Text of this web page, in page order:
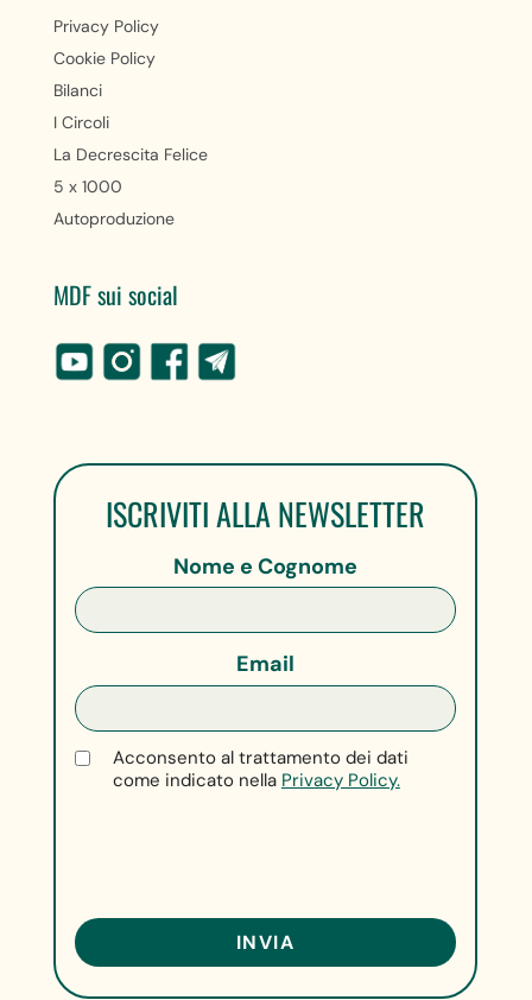
Privacy Policy
Cookie Policy
Bilanci
I Circoli
La Decrescita Felice
5 x 1000
Autoproduzione
MDF sui social
ISCRIVITI ALLA NEWSLETTER
Nome e Cognome
Email
Acconsento al trattamento dei dati
come indicato nella Privacy Policy.